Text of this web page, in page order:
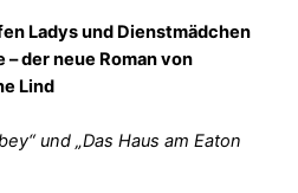
Ladys und Dienstmädchen
der neue Roman von
Lind
und „Das Haus am Eaton